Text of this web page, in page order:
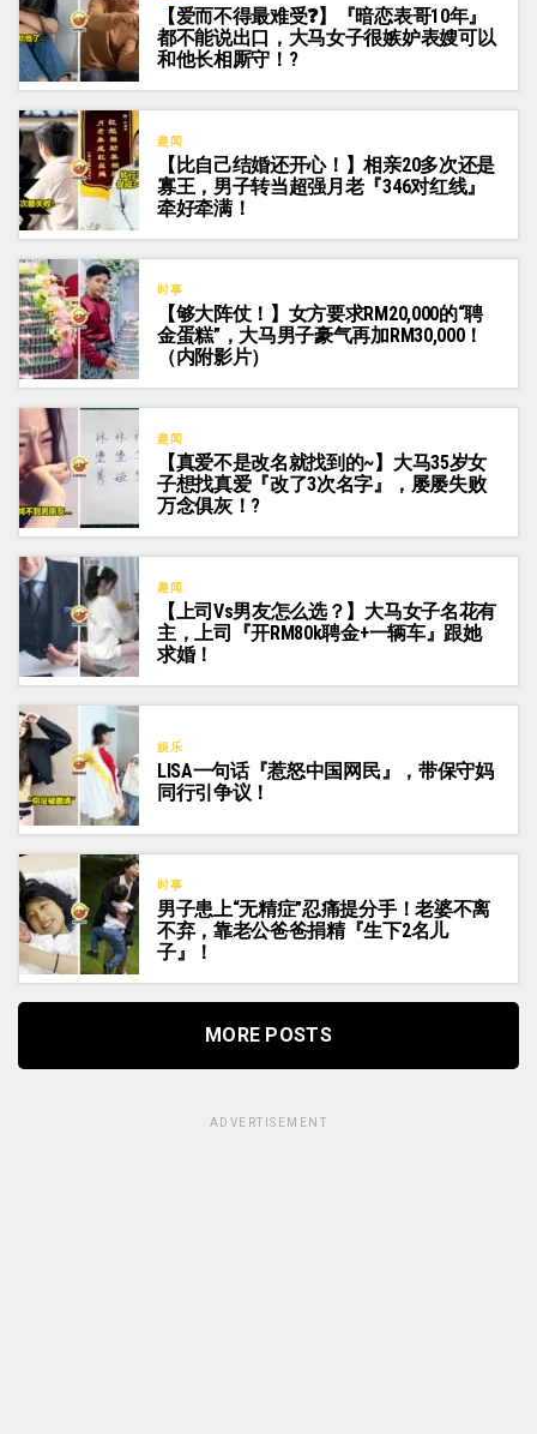
【爱而不得最难受❓】『暗恋表哥10年』
都不能说出口，大马女子很嫉妒表嫂可以
和他长相厮守！?
趣闻
【比自己结婚还开心！】相亲20多次还是
寡王，男子转当超强月老『346对红线』
牵好牵满！
时事
【够大阵仗！】女方要求RM20,000的“聘
金蛋糕”，大马男子豪气再加RM30,000！
（内附影片）
趣闻
【真爱不是改名就找到的~】大马35岁女
子想找真爱『改了3次名字』，屡屡失败
万念俱灰！?
趣闻
【上司vs男友怎么选？】大马女子名花有
主，上司『开RM80k聘金+一辆车』跟她
求婚！
娱乐
LISA一句话『惹怒中国网民』，带保守妈
同行引争议！
时事
男子患上“无精症”忍痛提分手！老婆不离
不弃，靠老公爸爸捐精『生下2名儿
子』！
MORE POSTS
ADVERTISEMENT